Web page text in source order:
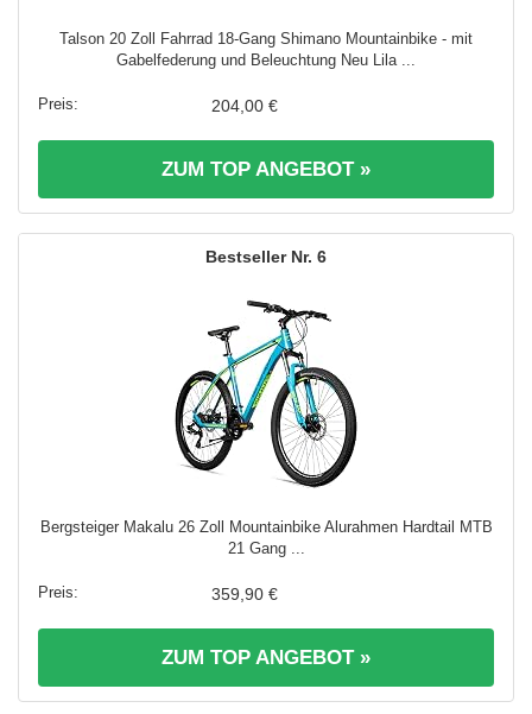
Talson 20 Zoll Fahrrad 18-Gang Shimano Mountainbike - mit
Gabelfederung und Beleuchtung Neu Lila ...
204,00 €
ZUM TOP ANGEBOT »
6
Bergsteiger Makalu 26 Zoll Mountainbike Alurahmen Hardtail MTB
21 Gang ...
359,90 €
ZUM TOP ANGEBOT »